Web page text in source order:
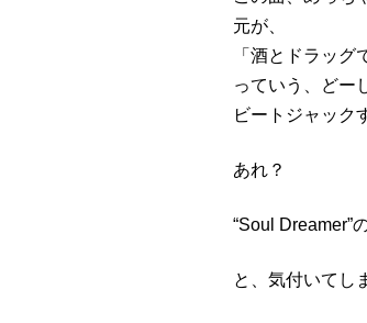
元が、
「酒とドラッグ
っていう、どー
ビートジャック
あれ？
“Soul Dreamer”
と、気付いてし